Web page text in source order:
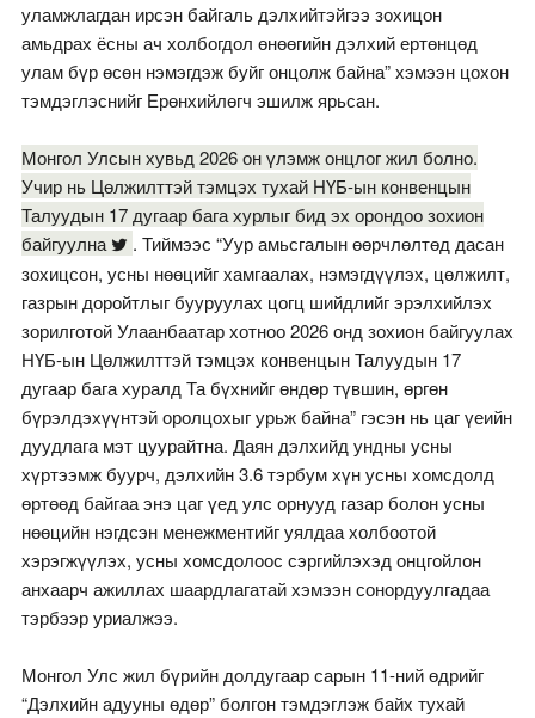
уламжлагдан ирсэн байгаль дэлхийтэйгээ зохицон
амьдрах ёсны ач холбогдол өнөөгийн дэлхий ертөнцөд
улам бүр өсөн нэмэгдэж буйг онцолж байна” хэмээн цохон
тэмдэглэснийг Ерөнхийлөгч эшилж ярьсан.
Монгол Улсын хувьд 2026 он үлэмж онцлог жил болно.
Учир нь Цөлжилттэй тэмцэх тухай НҮБ-ын конвенцын
Талуудын 17 дугаар бага хурлыг бид эх орондоо зохион
байгуулна
. Тиймээс “Уур амьсгалын өөрчлөлтөд дасан
зохицсон, усны нөөцийг хамгаалах, нэмэгдүүлэх, цөлжилт,
газрын доройтлыг бууруулах цогц шийдлийг эрэлхийлэх
зорилготой Улаанбаатар хотноо 2026 онд зохион байгуулах
НҮБ-ын Цөлжилттэй тэмцэх конвенцын Талуудын 17
дугаар бага хуралд Та бүхнийг өндөр түвшин, өргөн
бүрэлдэхүүнтэй оролцохыг урьж байна” гэсэн нь цаг үеийн
дуудлага мэт цуурайтна. Даян дэлхийд ундны усны
хүртээмж буурч, дэлхийн 3.6 тэрбум хүн усны хомсдолд
өртөөд байгаа энэ цаг үед улс орнууд газар болон усны
нөөцийн нэгдсэн менежментийг уялдаа холбоотой
хэрэгжүүлэх, усны хомсдолоос сэргийлэхэд онцгойлон
анхаарч ажиллах шаардлагатай хэмээн сонордуулгадаа
тэрбээр уриалжээ.
Монгол Улс жил бүрийн долдугаар сарын 11-ний өдрийг
“Дэлхийн адууны өдөр” болгон тэмдэглэж байх тухай